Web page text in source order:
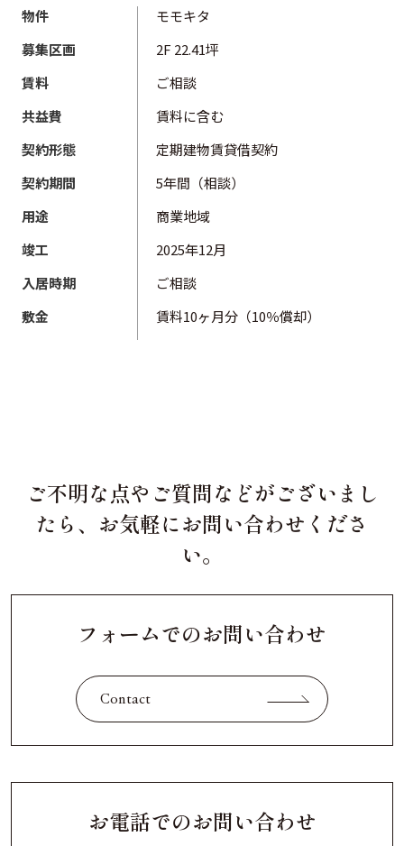
物件
モモキタ
募集区画
2F 22.41坪
賃料
ご相談
共益費
賃料に含む
契約形態
定期建物賃貸借契約
契約期間
5年間（相談）
用途
商業地域
竣工
2025年12月
入居時期
ご相談
敷金
賃料10ヶ月分（10％償却）
ご不明な点やご質問などがございまし
たら、お気軽にお問い合わせくださ
い。
フォームでのお問い合わせ
Contact
お電話でのお問い合わせ